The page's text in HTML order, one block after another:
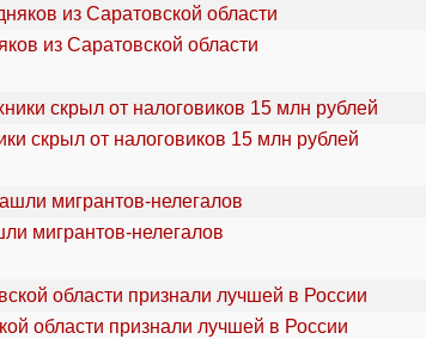
из Саратовской области
скрыл от налоговиков 15 млн рублей
мигрантов-нелегалов
области признали лучшей в России